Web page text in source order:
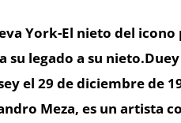
York-El nieto del
su legado a su
el 29 de diciembre de
Meza, es un artista